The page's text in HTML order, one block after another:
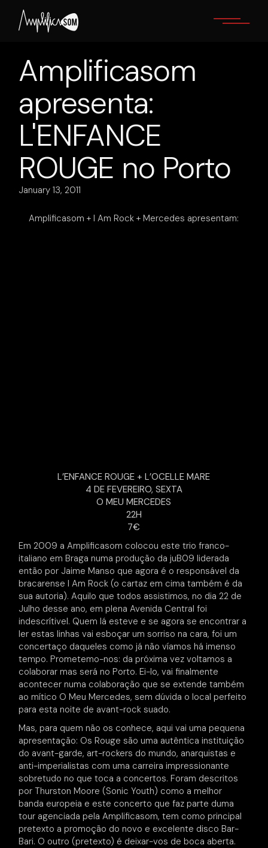
content
Amplificasom
apresenta:
L'ENFANCE
ROUGE no Porto
January 13, 2011
Amplificasom + I Am Rock + Mercedes apresentam:
L’ENFANCE ROUGE + L’OCELLE MARE
4 DE FEVEREIRO, SEXTA
O MEU MERCEDES
22H
7€
Em 2009 a Amplificasom colocou este trio franco-
italiano em Braga numa produção da juB09 liderada
então por Jaime Manso que agora é o responsável da
bracarense I Am Rock (o cartaz em cima também é da
sua autoria). Aquilo que todos assistimos, no dia 22 de
Julho desse ano, em plena Avenida Central foi
indescrítivel. Quem lá esteve e se agora se encontrar a
ler estas linhas vai esboçar um sorriso na cara, foi um
concertaço daqueles como já não víamos há imenso
tempo. Prometemo-nos: da próxima vez voltamos a
colaborar mas será no Porto. Ei-lo, vai finalmente
acontecer numa colaboração que se extende também
ao mítico O Meu Mercedes, sem dúvida o local perfeito
para esta noite de avant-rock suado.
Mas, para quem não os conhece, aqui vai uma pequena
apresentação: Os Rouge são uma autêntica instituição
do avant-garde, art-rockers do mundo, anarquistas e
anti-imperialistas com uma carreira impressionante
sobretudo no que toca a concertos. Foram descritos
por Thurston Moore (Sonic Youth) como a melhor
banda europeia e este concerto que faz parte duma
tour agenciada pela Amplificasom, tem como principal
pretexto a promoção do novo e excelente disco Bar-
Bari. O outro (pretexto) é deixar-vos de boca aberta.